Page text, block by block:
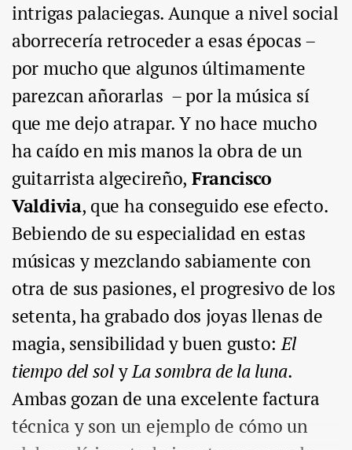
intrigas palaciegas. Aunque a nivel social
aborrecería retroceder a esas épocas –
por mucho que algunos últimamente
parezcan añorarlas – por la música sí
que me dejo atrapar. Y no hace mucho
ha caído en mis manos la obra de un
guitarrista algecireño, Francisco
Valdivia, que ha conseguido ese efecto.
Bebiendo de su especialidad en estas
músicas y mezclando sabiamente con
otra de sus pasiones, el progresivo de los
setenta, ha grabado dos joyas llenas de
magia, sensibilidad y buen gusto:El
tiempo del solyLa sombra de la luna.
Ambas gozan de una excelente factura
técnica y son un ejemplo de cómo un